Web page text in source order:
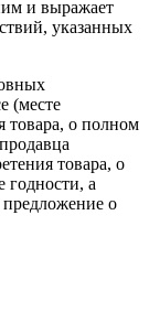
и выражает
указанных
(месте
товара, о полном
товара, о
годности, а
предложение о